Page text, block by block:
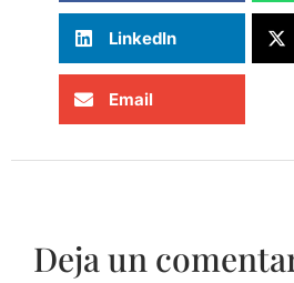
LinkedIn
Email
Deja un